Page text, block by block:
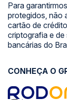
Para
protegidos, não
cartão de
criptografia e de
bancárias do
CONHEÇA O